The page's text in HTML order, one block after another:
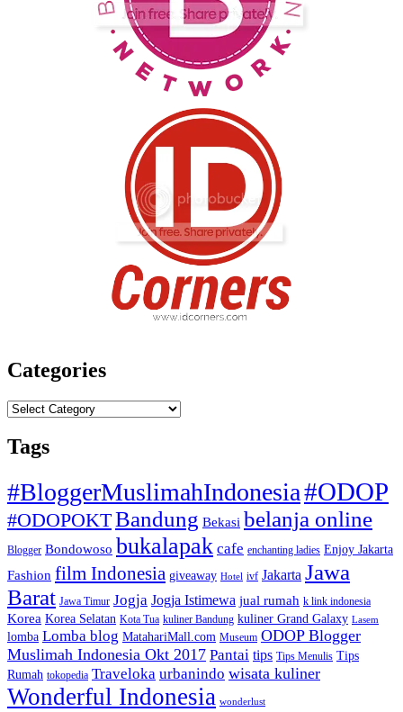
Categories
Categories
Tags
#BloggerMuslimahIndonesia#ODOP
#ODOPOKTBandung Bekasi belanja online
Blogger Bondowoso bukalapak cafe enchanting ladies Enjoy Jakarta
Fashion film Indonesia giveaway Hotel ivf Jakarta Jawa
Barat Jawa Timur Jogja Jogja Istimewa jual rumah k link indonesia
Korea Korea Selatan Kota Tua kuliner Bandung kuliner Grand Galaxy Lasem
lomba Lomba blog MatahariMall.com Museum ODOP Blogger
Muslimah Indonesia Okt 2017 Pantai tips Tips Menulis Tips
Rumah tokopedia Traveloka urbanindo wisata kuliner
Wonderful Indonesia wonderlust